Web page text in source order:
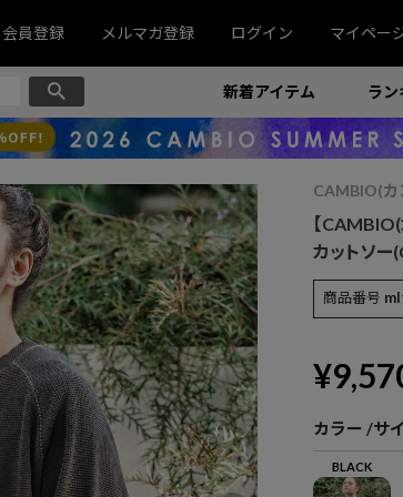
会員登録 メルマガ登録 ログイン マイペー
新着アイテム ラン
CAMBIO(カ
【
カットソ
商品番号
¥
カラー サ
BLACK